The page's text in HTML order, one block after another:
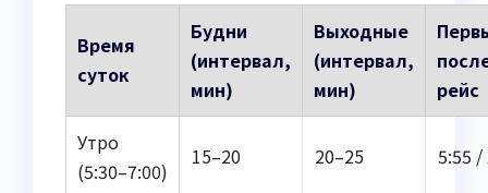
Время
суток
Будни
(интервал,
мин)
Выходные
(интервал,
мин)
рейс
Утро
(5:30–7:00)
15–20 20–25 5:55 /